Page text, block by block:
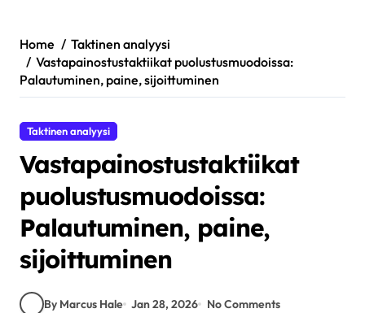
Home
Taktinen analyysi
Vastapainostustaktiikat puolustusmuodoissa:
Palautuminen, paine, sijoittuminen
Taktinen analyysi
Vastapainostustaktiikat
puolustusmuodoissa:
Palautuminen, paine,
sijoittuminen
By Marcus Hale Jan 28, 2026 No Comments